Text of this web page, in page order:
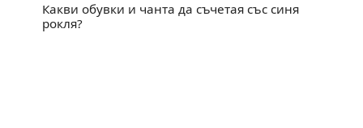
Какви обувки и чанта да съчетая със синя
рокля?